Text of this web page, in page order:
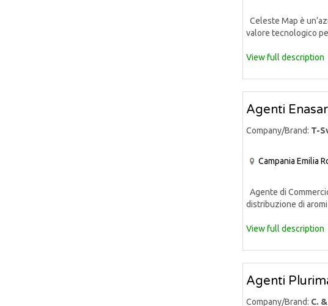
Celeste Map è
valore tecnologico
View full description
Agenti
Company/Brand: T-
Campania Emilia
Agente di
distribuzione di
View full description
Agenti
Company/Brand: C.